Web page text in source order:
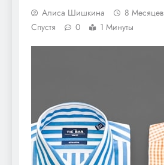
Алиса Шишкина
8 Месяцев
Спустя
0 1 Минуты